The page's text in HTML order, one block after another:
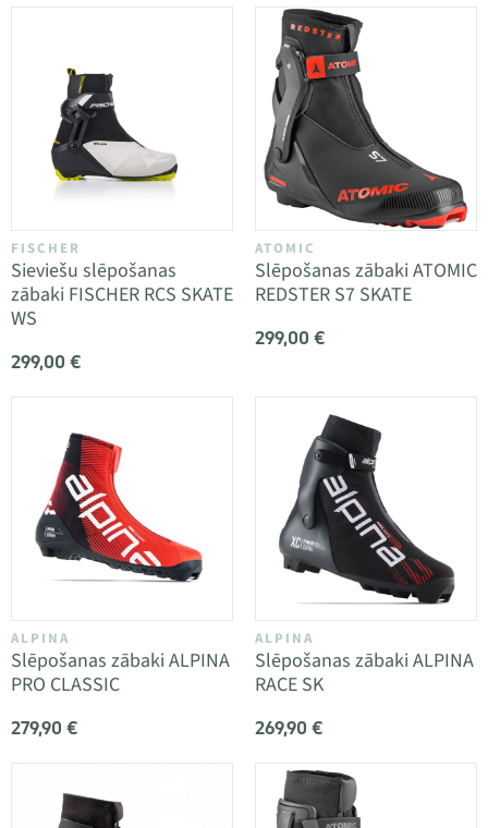
FISCHER
Sieviešu slēpošanas
zābaki FISCHER RCS SKATE
WS
299,00 €
ATOMIC
Slēpošanas zābaki ATOMIC
REDSTER S7 SKATE
299,00 €
ALPINA
Slēpošanas zābaki ALPINA
PRO CLASSIC
279,90 €
ALPINA
Slēpošanas zābaki ALPINA
RACE SK
269,90 €